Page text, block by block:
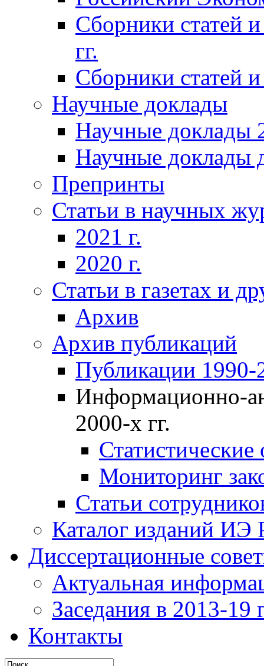
Сборники статей
гг.
Сборники статей
Научные доклады
Научные доклады
Научные доклады
Препринты
Статьи в научных
2021 г.
2020 г.
Статьи в газетах и
Архив
Архив публикаций
Публикации 1990-
Информационно-
2000-х гг.
Мониторинг
Статьи
Каталог изданий ИЭ
Диссертационные
Актуальная
Заседания в 2013-19
Контакты